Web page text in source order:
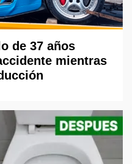
de 37 años
mientras